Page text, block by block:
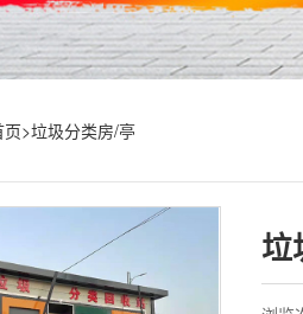
页>垃圾分类房/亭
垃